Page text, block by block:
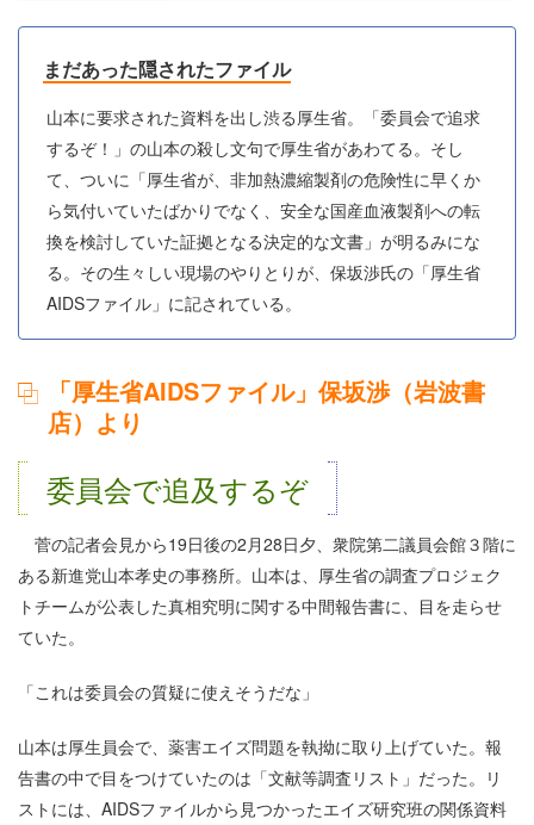
まだあった隠されたファイル
山本に要求された資料を出し渋る厚生省。「委員会で追求
するぞ！」の山本の殺し文句で厚生省があわてる。そし
て、ついに「厚生省が、非加熱濃縮製剤の危険性に早くか
ら気付いていたばかりでなく、安全な国産血液製剤への転
換を検討していた証拠となる決定的な文書」が明るみにな
る。その生々しい現場のやりとりが、保坂渉氏の「厚生省
AIDSファイル」に記されている。
「厚生省AIDSファイル」保坂渉（岩波書
店）より
委員会で追及するぞ
菅の記者会見から19日後の2月28日夕、衆院第二議員会館３階に
ある新進党山本孝史の事務所。山本は、厚生省の調査プロジェク
トチームが公表した真相究明に関する中間報告書に、目を走らせ
ていた。
「これは委員会の質疑に使えそうだな」
山本は厚生員会で、薬害エイズ問題を執拗に取り上げていた。報
告書の中で目をつけていたのは「文献等調査リスト」だった。リ
ストには、AIDSファイルから見つかったエイズ研究班の関係資料